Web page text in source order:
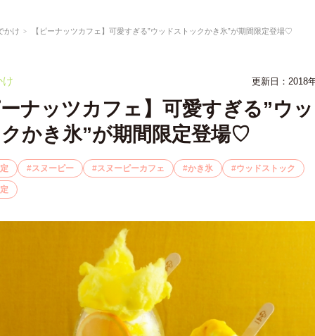
かけ 【ピーナッツカフェ】可愛すぎる”ウッドストックかき氷”が期間限定登場♡
け 更新日：2018
ナッツカフェ】可愛すぎる”ウ
かき氷”が期間限定登場♡
スヌーピー スヌーピーカフェ かき氷 ウッドストック